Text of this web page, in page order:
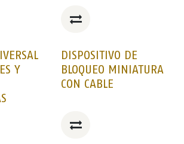
Y
DISPOSITIVO DE
BLOQUEO MINIATURA
CON CABLE